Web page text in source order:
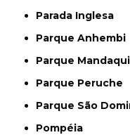
Parada Inglesa
Parque Anhembi
Parque Mandaqui
Parque Peruche
Parque São
Pompéia